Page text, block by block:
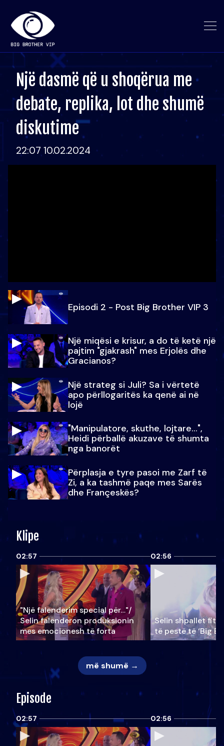
Një dasmë që u shoqërua me
debate, replika, lot dhe shumë
diskutime
22:07 10.02.2024
Episodi 2 - Post Big Brother VIP 3
Një miqësi e krisur, a do të ketë një
pajtim "gjakrash" mes Erjolës dhe
Gracianos?
Një strateg si Juli? Sa i vërtetë
apo përllogaritës ka qenë ai në
lojë
"Manipulatore, skuthe, lojtare...",
Heidi përballë akuzave të shumta
nga banorët
Përplasja e tyre pasoi me Zarf të
Zi, a ka tashmë paqe mes Sarës
dhe Françeskës?
Klipe
02:57
"Një falenderim special për…"/
Selin falënderon produksionin
mes emocionesh të forta
02:56
Selin shpallet
të pestë të ‘Big
më shumë →
Episode
02:57 02:56